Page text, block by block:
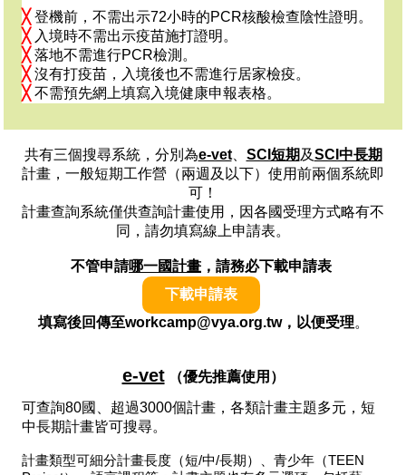
╳ 登機前，不需出示72小時的PCR核酸檢查陰性證明。
╳ 入境時不需出示疫苗施打證明。
╳ 落地不需進行PCR檢測。
╳ 沒有打疫苗，入境後也不需進行居家檢疫。
╳ 不需預先網上填寫入境健康申報表格。
共有三個搜尋系統，分別為e-vet、 SCI短期 及SCI中長期
計畫，一般短期工作營（兩週及以下）使用前兩個系統即
可！
計畫查詢系統僅供查詢計畫使用，因各國受理方式略有不
同，請勿填寫線上申請表。
不管申請哪一國計畫 ，請務必下載申請表
下載申請表
填寫後回傳至workcamp@vya.org.tw，以便受理。
e-vet（優先推薦使用）
可查詢80國、超過3000個計畫，各類計畫主題多元，短
中長期計畫皆可搜尋。
計畫類型可細分計畫長度（短/中/長期）、青少年（TEEN